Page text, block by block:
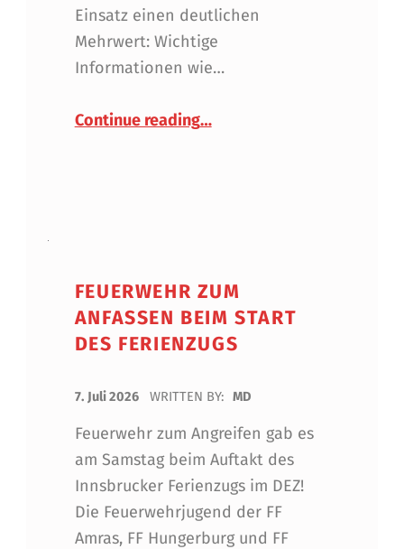
Einsatz einen deutlichen
Mehrwert: Wichtige
Informationen wie…
Continue reading…
FEUERWEHR ZUM
ANFASSEN BEIM START
DES FERIENZUGS
7. Juli 2026 WRITTEN BY: MD
Feuerwehr zum Angreifen gab es
am Samstag beim Auftakt des
Innsbrucker Ferienzugs im DEZ!
Die Feuerwehrjugend der FF
Amras, FF Hungerburg und FF